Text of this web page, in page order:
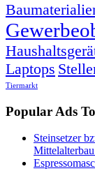
Laptops
Tiermarkt
Popular Ads
Steinsetzer